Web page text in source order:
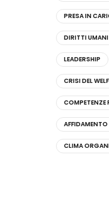
PRESA IN
DIRITTI UMANI
LEADERSHIP
CRISI DEL
COMPETENZE
AFFIDAMENTO
CLIMA